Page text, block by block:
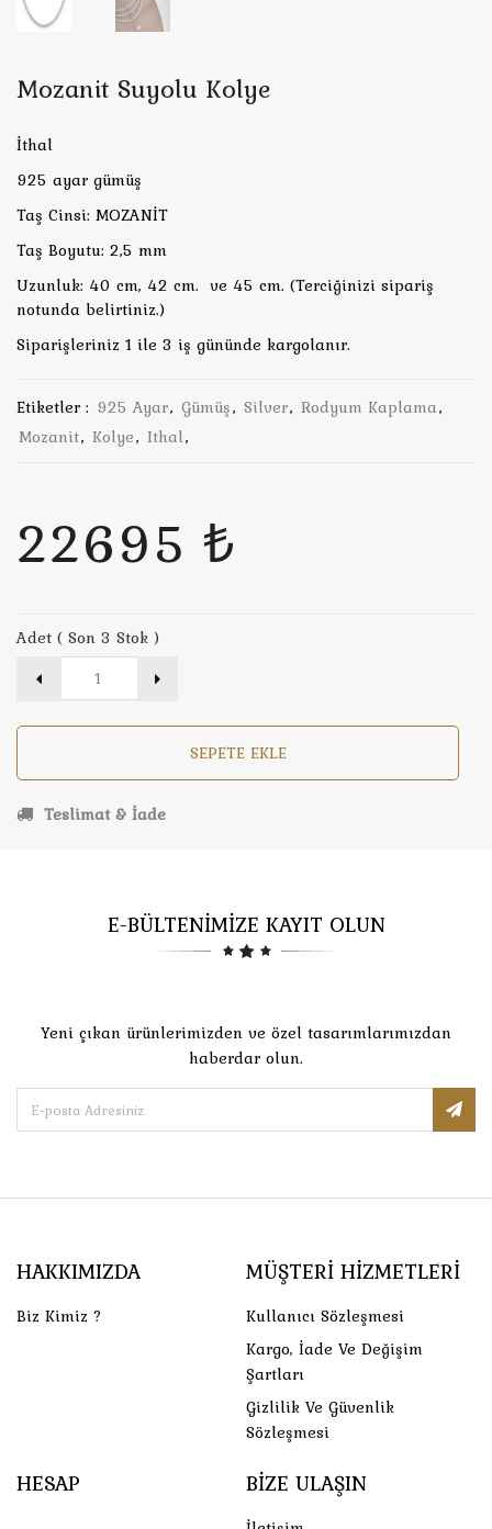
Mozanit Suyolu Kolye
İthal
925 ayar gümüş
Taş Cinsi: MOZANİT
Taş Boyutu: 2,5 mm
Uzunluk: 40 cm, 42 cm. ve 45 cm. (Terciğinizi sipariş
notunda belirtiniz.)
Siparişleriniz 1 ile 3 iş gününde kargolanır.
Etiketler : 925 Ayar, Gümüş, Silver, Rodyum Kaplama,
Mozanit, Kolye, Ithal,
22695 ₺
Adet ( Son 3 Stok )
SEPETE EKLE
Teslimat & İade
E-BÜLTENİMİZE KAYIT OLUN
Yeni çıkan ürünlerimizden ve özel tasarımlarımızdan
haberdar olun.
HAKKIMIZDA
Biz Kimiz ?
MÜŞTERI HIZMETLERI
Kullanıcı Sözleşmesi
Kargo, İade Ve Değişim
Şartları
Gizlilik Ve Güvenlik
Sözleşmesi
HESAP BIZE ULAŞIN